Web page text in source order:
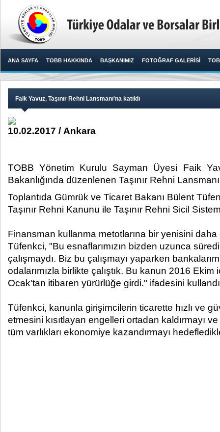
ANA SAYFA TOBB HAKKINDA BAŞKANIMIZ FOTOĞRAF GALERİSİ
Faik Yavuz, Taşınır Rehni Lansmanı'na katıldı
10.02.2017 / Ankara
TOBB Yönetim Kurulu Sayman Üyesi Faik
Bakanlığında düzenlenen Taşınır Rehni Lansmanı
Toplantıda Gümrük ve Ticaret Bakanı Bülent
Taşınır Rehni Kanunu ile Taşınır Rehni Sicil
Finansman kullanma metotlarına bir yenisini
Tüfenkci, "Bu esnaflarımızın bizden uzunca
çalışmaydı. Biz bu çalışmayı yaparken
odalarımızla birlikte çalıştık. Bu kanun 2016
Ocak'tan itibaren yürürlüğe girdi." ifadesini
Tüfenkci, kanunla girişimcilerin ticarette hızlı ve
etmesini kısıtlayan engelleri ortadan kaldırmayı
tüm varlıkları ekonomiye kazandırmayı